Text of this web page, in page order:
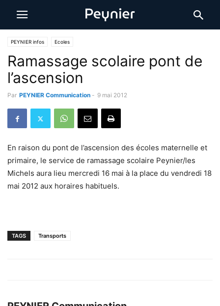
PEYNIER infos Ecoles
Ramassage scolaire pont de
l’ascension
Par PEYNIER Communication - 9 mai 2012
En raison du pont de l’ascension des écoles maternelle et
primaire, le service de ramassage scolaire Peynier/les
Michels aura lieu mercredi 16 mai à la place du vendredi 18
mai 2012 aux horaires habituels.
TAGS Transports